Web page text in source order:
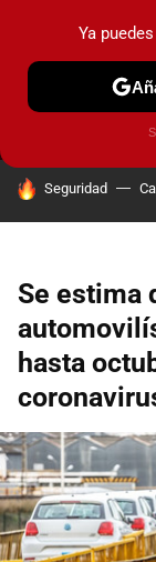
MENÚ
HOY SE HABLA
Seguridad
Se estima
hasta
Ya